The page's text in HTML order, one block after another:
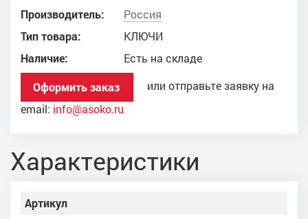
Производитель:
Россия
Тип товара:
КЛЮЧИ
Наличие:
Есть на складе
Оформить заказ
или отправьте заявку на
email: info@asoko.ru
Характеристики
Артикул